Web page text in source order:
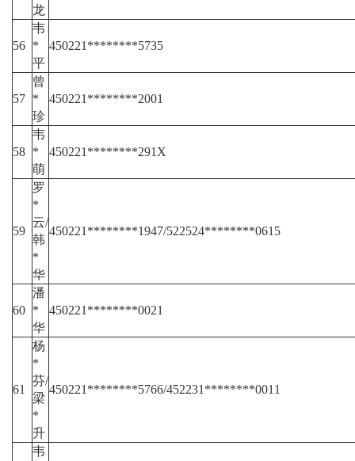
龙
56
韦
*
平
450221********5735
57
曾
*
珍
450221********2001
58
韦
*
萌
450221********291X
59
罗
*
云/
韩
*
华
450221********1947/522524********0615
60
潘
*
华
450221********0021
61
杨
*
芬/
梁
*
升
450221********5766/452231********0011
韦